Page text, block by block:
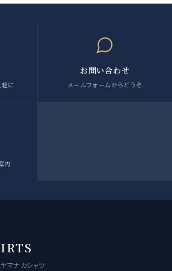
に
お問い合わせ
メールフォームからどうぞ
内
マナカシャツ